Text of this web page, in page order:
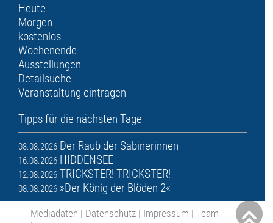
Heute
Morgen
kostenlos
Wochenende
Ausstellungen
Detailsuche
Veranstaltung eintragen
Tipps für die nächsten Tage
08.08.2026 Der Raub der Sabinerinnen
16.08.2026 HIDDENSEE
12.08.2026 TRICKSTER! TRICKSTER!
08.08.2026 »Der König der Blöden 2«
Mediadaten | Datenschutz | Impressum | Team